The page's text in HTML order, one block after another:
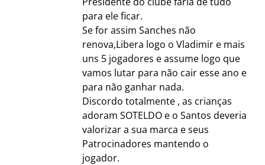
para ele ficar.
Se for assim Sanches não
renova,Libera logo o Vladimir e mais
uns 5 jogadores e assume logo que
vamos lutar para não cair esse ano e
para não ganhar nada.
Discordo totalmente , as crianças
adoram SOTELDO e o Santos deveria
valorizar a sua marca e seus
Patrocinadores mantendo o
jogador.